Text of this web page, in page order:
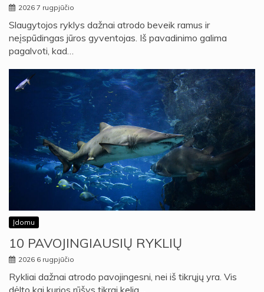
2026 7 rugpjūčio
Slaugytojos ryklys dažnai atrodo beveik ramus ir
neįspūdingas jūros gyventojas. Iš pavadinimo galima
pagalvoti, kad…
Įdomu
10 PAVOJINGIAUSIŲ RYKLIŲ
2026 6 rugpjūčio
Rykliai dažnai atrodo pavojingesni, nei iš tikrųjų yra. Vis